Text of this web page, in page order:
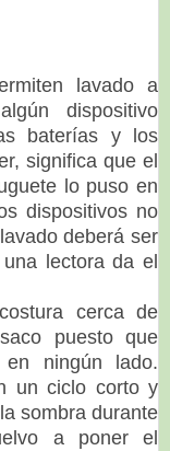
lavado a
dispositivo
baterías y los
significa que el
lo puso en
dispositivos no
deberá ser
lectora da el
cerca de
puesto que
en ningún lado.
un ciclo corto y
sombra durante
a poner el